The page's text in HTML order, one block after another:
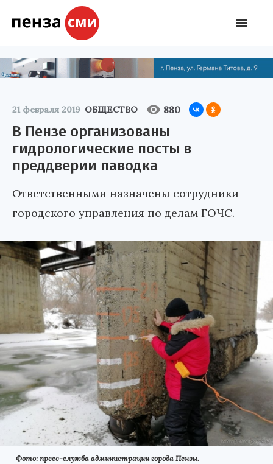
21 февраля 2019 ОБЩЕСТВО 880
В Пензе организованы
гидрологические посты в
преддверии паводка
Ответственными назначены сотрудники
городского управления по делам ГОЧС.
Фото: пресс-служба администрации города Пензы.